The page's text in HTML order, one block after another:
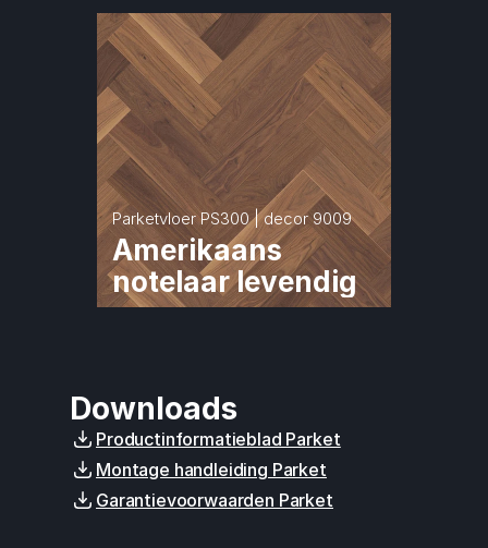
Parketvloer PS300 | decor 9009
Amerikaans
notelaar levendig
Downloads
Productinformatieblad Parket
Montage handleiding Parket
Garantievoorwaarden Parket